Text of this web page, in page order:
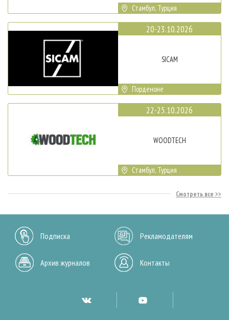
Стамбул, Турция
20-23.10.2026
SICAM
Порденоне
22-25.10.2026
WOODTECH
Стамбул, Турция
Смотреть все
Подписка Рекламодателям
Архив журналов Контакты